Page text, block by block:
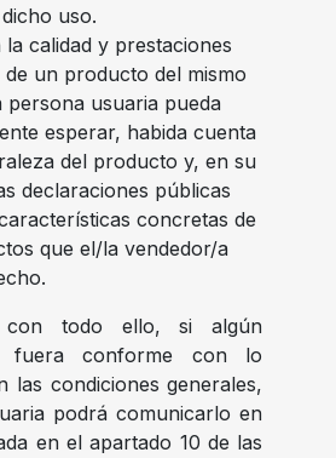
uso.
la calidad y prestaciones
de un producto del mismo
persona usuaria pueda
esperar, habida cuenta
del producto y, en su
declaraciones públicas
concretas de
que el/la vendedor/a
con todo ello, si algún
fuera conforme con lo
las condiciones generales,
podrá comunicarlo en
en el apartado 10 de las